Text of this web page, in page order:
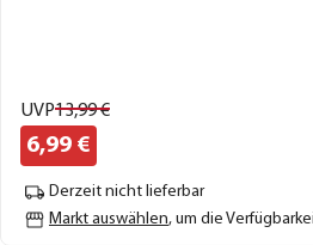
UVP13,99€
6,99 €
Derzeit nicht lieferbar
Markt auswählen, um die